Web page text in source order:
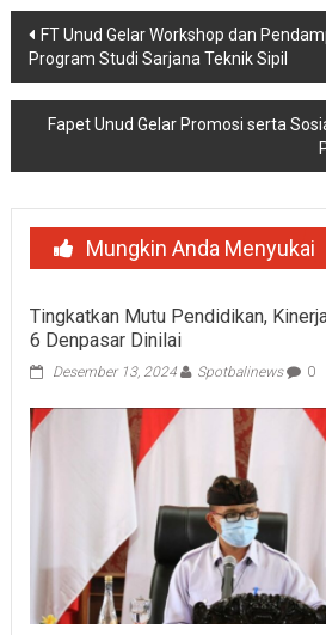
Navigasi
pos
FT Unud Gelar Workshop dan
Program Studi Sarjana Teknik Sipil
Fapet Unud Gelar Promosi serta
Mungkin Anda Menyukai
Tingkatkan Mutu Pendidikan,
6 Denpasar Dinilai
Desember 13, 2024 Spotbalinews 0